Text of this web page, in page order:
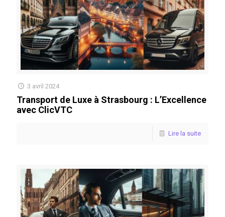
3 avril 2024
Transport de Luxe à Strasbourg : L’Excellence
avec ClicVTC
Lire la suite